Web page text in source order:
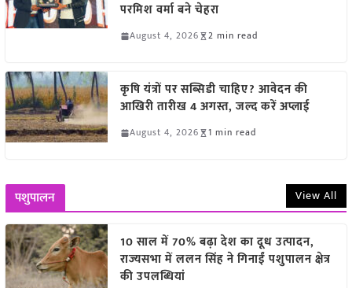
परमिश वर्मा बने चेहरा
August 4, 2026 2 min read
कृषि यंत्रों पर सब्सिडी चाहिए? आवेदन की
आखिरी तारीख 4 अगस्त, जल्द करें अप्लाई
August 4, 2026 1 min read
पशुपालन View All
10 साल में 70% बढ़ा देश का दूध उत्पादन,
राज्यसभा में ललन सिंह ने गिनाईं पशुपालन क्षेत्र
की उपलब्धियां